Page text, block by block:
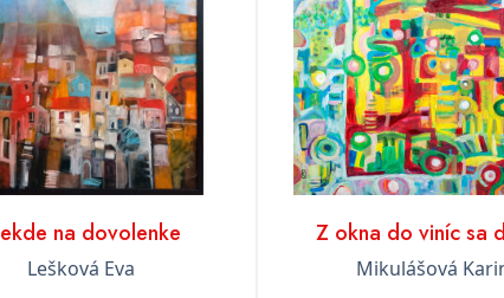
na dovolenke
Lešková Eva
Z okna do viníc sa
Mikulášová